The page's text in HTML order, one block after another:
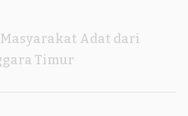
Adat dari
Timur